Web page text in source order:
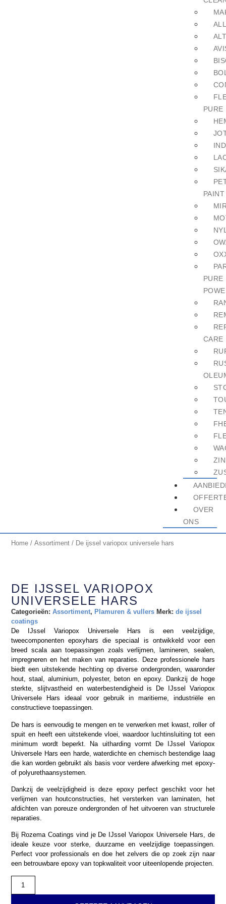
PURE
PAINT
PURE
CARE
OVER
ONS
Home /Assortiment / De ijssel variopox universele hars
DE IJSSEL VARIOPOX
UNIVERSELE HARS
Categorieën: Assortiment, Plamuren & vullers Merk:de ijssel
coatings
De IJssel Variopox Universele Hars is een veelzijdige,
tweecomponenten epoxyhars die speciaal is ontwikkeld voor een
breed scala aan toepassingen zoals verlijmen, lamineren, sealen,
impregneren en het maken van reparaties. Deze professionele hars
biedt een uitstekende hechting op diverse ondergronden, waaronder
hout, staal, aluminium, polyester, beton en epoxy. Dankzij de hoge
sterkte, slijtvastheid en waterbestendigheid is De IJssel Variopox
Universele Hars ideaal voor gebruik in maritieme, industriële en
constructieve toepassingen.
De hars is eenvoudig te mengen en te verwerken met kwast, roller of
spuit en heeft een uitstekende vloei, waardoor luchtinsluiting tot een
minimum wordt beperkt. Na uitharding vormt De IJssel Variopox
Universele Hars een harde, waterdichte en chemisch bestendige laag
die kan worden gebruikt als basis voor verdere afwerking met epoxy-
of polyurethaansystemen.
Dankzij de veelzijdigheid is deze epoxy perfect geschikt voor het
verlijmen van houtconstructies, het versterken van laminaten, het
afdichten van poreuze ondergronden of het uitvoeren van structurele
reparaties.
Bij Rozema Coatings vind je De IJssel Variopox Universele Hars, de
ideale keuze voor sterke, duurzame en veelzijdige toepassingen.
Perfect voor professionals en doe het zelvers die op zoek zijn naar
een betrouwbare epoxy van topkwaliteit voor uiteenlopende projecten.